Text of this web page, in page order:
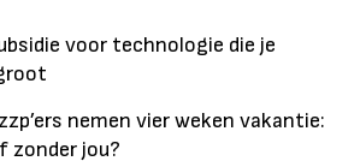
voor technologie die je
nemen vier weken vakantie:
zonder jou?